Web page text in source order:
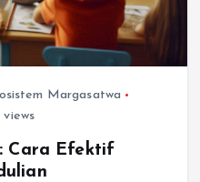
Margasatwa
Cara Efektif